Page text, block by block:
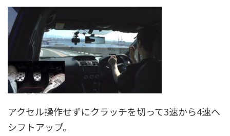
アクセル操作せずにクラッチを切って3速から4速へ
シフトアップ。